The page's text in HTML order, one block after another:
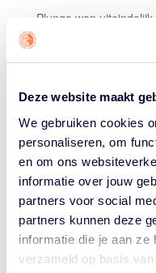
Deze website maakt
We gebruiken cookies
personaliseren, om
en om ons
informatie over jouw
partners voor social
partners kunnen deze
informatie die je aan ze
verzameld op basis
Plunge won
Dit na een sterke
mix van tweetjes en
tweetjes (30 procent).
shooting) en vrije
Amsterdammers.
Julian Jaring, tijdens
en een 'team high'
vervelend om er al in
worden. De
echt warm. Maar daar
last van."